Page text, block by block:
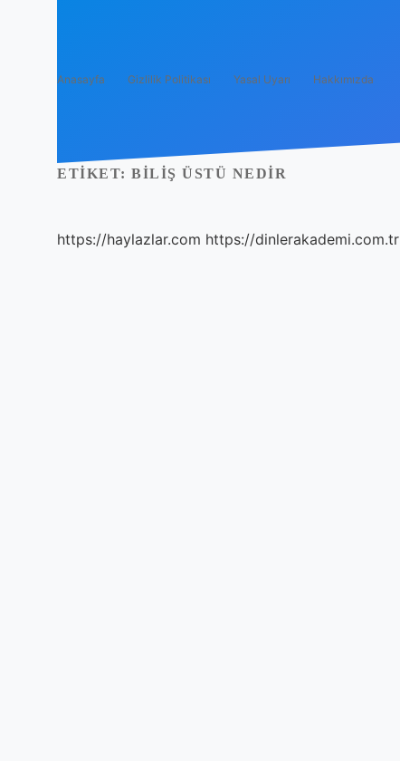
Anasayfa Gizlilik Politikası Yasal Uyarı Hakkımızda
ETIKET: BILIŞ ÜSTÜ NEDIR
https://haylazlar.com https://dinlerakademi.com.tr